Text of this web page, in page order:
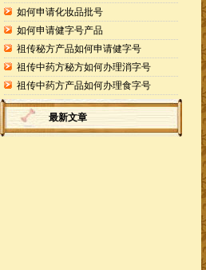
如何申请化妆品批号
如何申请健字号产品
祖传秘方产品如何申请健字号
祖传中药方秘方如何办理消字号
祖传中药方产品如何办理食字号
最新文章